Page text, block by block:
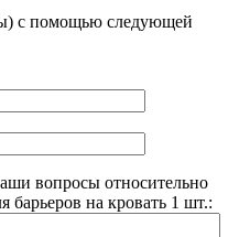
с помощью следующей
вопросы относительно
барьеров на кровать 1 шт.: